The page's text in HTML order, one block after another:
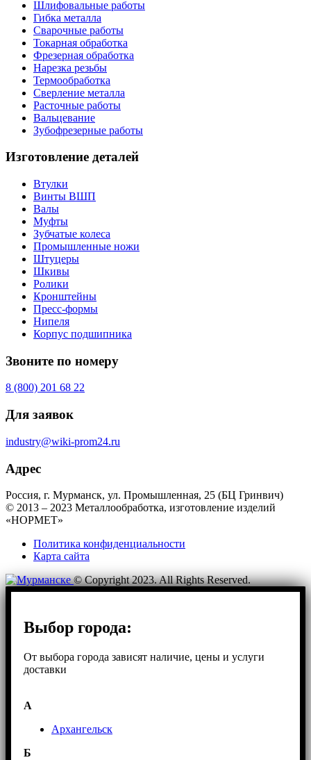
Шлифовальные работы
Гибка металла
Сварочные работы
Токарная обработка
Фрезерная обработка
Нарезка резьбы
Термообработка
Сверление металла
Расточные работы
Вальцевание
Зубофрезерные работы
Изготовление деталей
Втулки
Винты ВШП
Валы
Муфты
Зубчатые колеса
Промышленные ножи
Штуцеры
Шкивы
Ролики
Кронштейны
Пресс-формы
Нипеля
Корпус подшипника
Звоните по номеру
8 (800) 201 68 22
Для заявок
industry@wiki-prom24.ru
Адрес
Россия, г. Мурманск, ул. Промышленная, 25 (БЦ Гринвич)
© 2013 – 2023 Металлообработка, изготовление изделий
«НОРМЕТ»
Политика конфиденциальности
Карта сайта
© Copyright 2023. All Rights Reserved.
Выбор города:
От выбора города зависят наличие, цены и услуги
доставки
А
Архангельск
Б